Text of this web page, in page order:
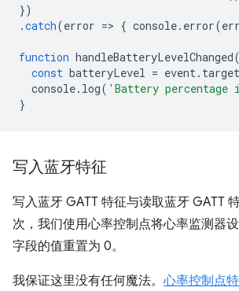
})
.catch(error => { console. error(
function handleBatteryLevelChanged(
const batteryLevel = event. target
console. log( 'Battery percentage
}
写入蓝牙特征
写入蓝牙 GATT 特征与读取蓝牙 GATT
次，我们使用心率控制点将心率监测器
字段的值重置为 0。
我保证这里没有任何魔法。 心率控制点